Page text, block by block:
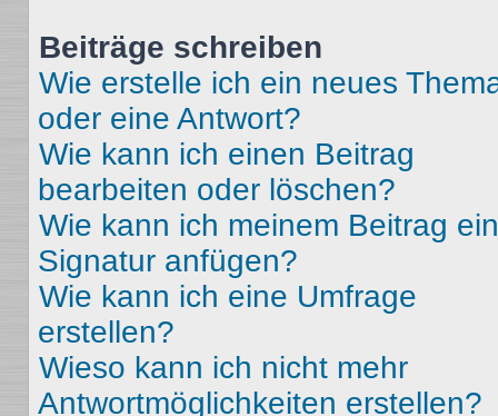
Beiträge schreiben
Wie erstelle ich ein neues
oder eine Antwort?
Wie kann ich einen Beitrag
bearbeiten oder löschen?
Wie kann ich meinem Beitrag
Signatur anfügen?
Wie kann ich eine Umfrage
erstellen?
Wieso kann ich nicht mehr
Antwortmöglichkeiten erstellen?